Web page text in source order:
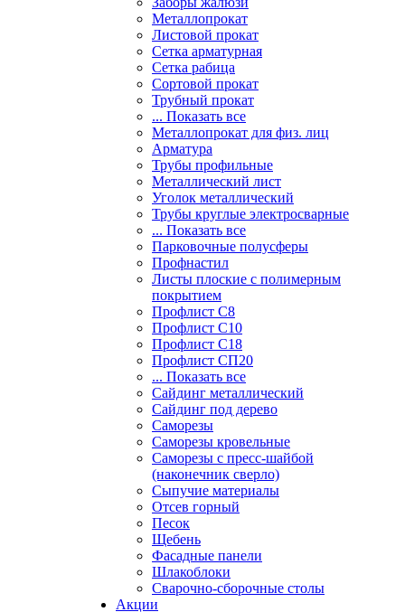
Металлопрокат
Листовой прокат
Сетка арматурная
Сетка рабица
Сортовой прокат
Трубный прокат
... Показать все
Металлопрокат для физ. лиц
Арматура
Трубы профильные
Металлический лист
Уголок металлический
Трубы круглые электросварные
... Показать все
Парковочные полусферы
Профнастил
Листы плоские с полимерным
покрытием
Профлист С8
Профлист С10
Профлист С18
Профлист СП20
... Показать все
Сайдинг металлический
Cайдинг под дерево
Саморезы
Саморезы кровельные
Саморезы с пресс-шайбой
(наконечник сверло)
Сыпучие материалы
Отсев горный
Песок
Щебень
Фасадные панели
Шлакоблоки
Сварочно-сборочные столы
Акции